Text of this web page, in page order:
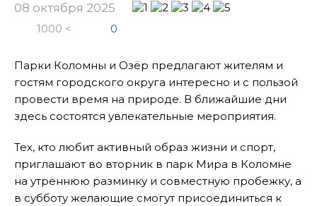
08 октября 2025
1000 < 0
Парки Коломны и Озёр предлагают жителям и
гостям городского округа интересно и с пользой
провести время на природе. В ближайшие дни
здесь состоятся увлекательные мероприятия.
Тех, кто любит активный образ жизни и спорт,
приглашают во вторник в парк Мира в Коломне
на утреннюю разминку и совместную пробежку, а
в субботу желающие смогут присоединиться к